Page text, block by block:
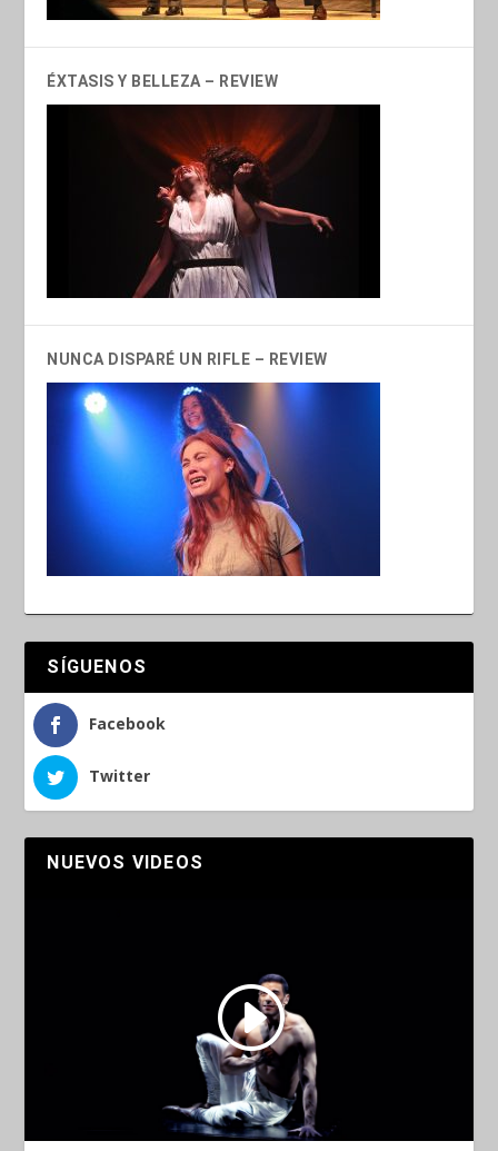
ÉXTASIS Y BELLEZA – REVIEW
NUNCA DISPARÉ UN RIFLE – REVIEW
SÍGUENOS
Facebook
Twitter
NUEVOS VIDEOS